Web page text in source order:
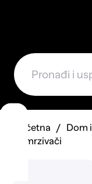
Početna Dom
Zamrzivači